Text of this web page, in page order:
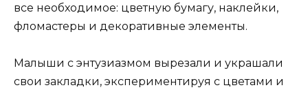
все необходимое: цветную бумагу, наклейки,
фломастеры и декоративные элементы.
Малыши с энтузиазмом вырезали и украшали
свои закладки, экспериментируя с цветами и